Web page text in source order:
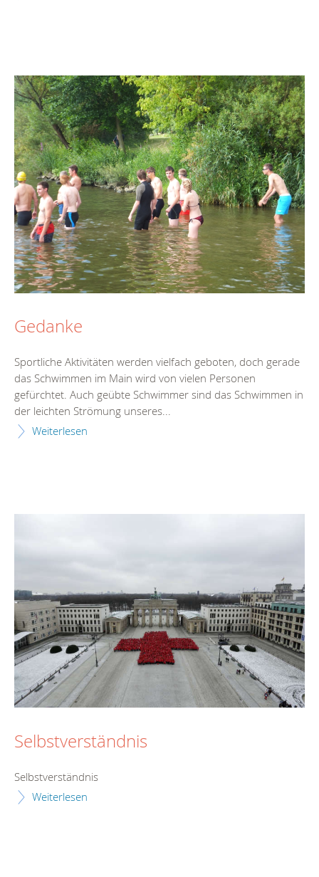
Gedanke
Sportliche Aktivitäten werden vielfach geboten, doch gerade
das Schwimmen im Main wird von vielen Personen
gefürchtet. Auch geübte Schwimmer sind das Schwimmen in
der leichten Strömung unseres...
Weiterlesen
Selbstverständnis
Selbstverständnis
Weiterlesen